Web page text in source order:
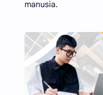
manusia.